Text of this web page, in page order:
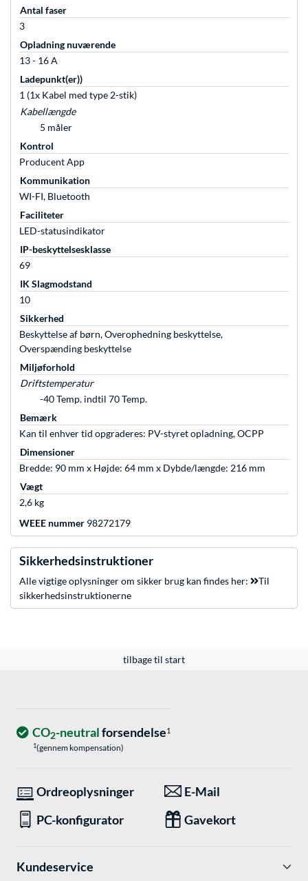
Antal faser
3
Opladning nuværende
13 - 16 A
Ladepunkt(er))
1 (1x Kabel med type 2-stik)
Kabellængde
5 måler
Kontrol
Producent App
Kommunikation
WI-FI, Bluetooth
Faciliteter
LED-statusindikator
IP-beskyttelsesklasse
69
IK Slagmodstand
10
Sikkerhed
Beskyttelse af børn, Overophedning beskyttelse,
Overspænding beskyttelse
Miljøforhold
Driftstemperatur
-40 Temp. indtil 70 Temp.
Bemærk
Kan til enhver tid opgraderes: PV-styret opladning, OCPP
Dimensioner
Bredde: 90 mm x Højde: 64 mm x Dybde/længde: 216 mm
Vægt
2,6 kg
WEEE nummer 98272179
Sikkerhedsinstruktioner
Alle vigtige oplysninger om sikker brug kan findes her:
Til
sikkerhedsinstruktionerne
tilbage til start
CO2-neutralforsendelse1
1(gennem kompensation)
Ordreoplysninger
E-Mail
PC-konfigurator
Gavekort
Kundeservice